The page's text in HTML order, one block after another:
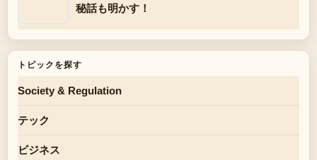
秘話も明かす！
トピックを探す
Society & Regulation
テック
ビジネス